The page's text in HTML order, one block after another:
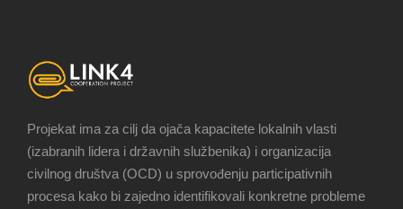
Projekat ima za cilj da ojača kapacitete lokalnih vlasti
(izabranih lidera i državnih službenika) i organizacija
civilnog društva (OCD) u sprovođenju participativnih
procesa kako bi zajedno identifikovali konkretne probleme